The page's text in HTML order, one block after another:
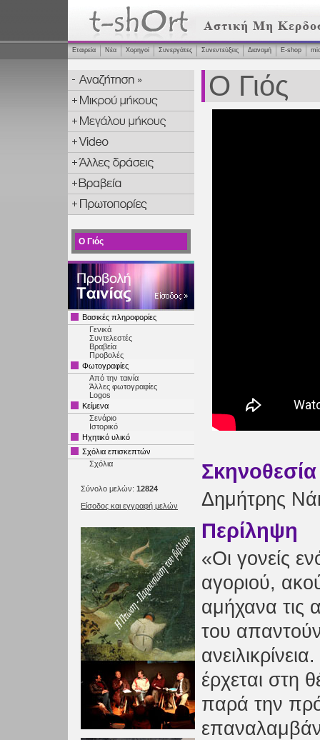
Εταιρεία Νέα Χορηγοί Συνεργάτες Συνεντεύξεις Διανομή Ε-shop
Ο Γιός
Βασικές πληροφορίες
Γενικά
Συντελεστές
Βραβεία
Προβολές
Φωτογραφίες
Από την ταινία
Άλλες φωτογραφίες
Logos
Κείμενα
Σενάριο
Ιστορικό
Ηχητικό υλικό
Σχόλια επισκεπτών
Σχόλια
Σύνολο μελών: 12824
Είσοδος και εγγραφή μελών
Ο Γιός
Σκηνοθεσία
Δημήτρης
Περίληψη
«Οι γονείς
αγοριού,
αμήχανα τις
του
έρχεται στη
παρά την